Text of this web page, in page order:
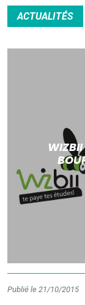
ACTUALITÉS
WIZBII
Publié le 21/10/2015